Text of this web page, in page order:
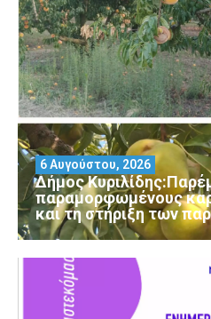
Δήμος
παραμορφωμένους
και τη στήριξη των
6 Αυγούστου, 2026